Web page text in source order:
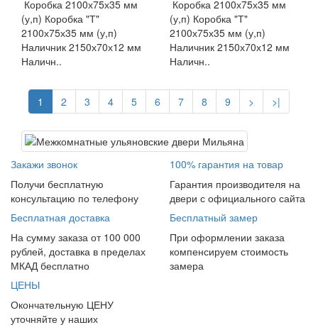
Коробка 2100х75х35 мм
(у,п) Коробка "Т"
2100х75х35 мм (у,п)
Наличник 2150х70х12 мм
Наличн..
Коробка 2100х75х35 мм
(у,п) Коробка "Т"
2100х75х35 мм (у,п)
Наличник 2150х70х12 мм
Наличн..
1 2 3 4 5 6 7 8 9 > >|
Закажи звонок
Получи бесплатную
консультацию по телефону
100% гарантия на товар
Гарантия производителя на
двери с официального сайта
Бесплатная доставка
На сумму заказа от 100 000
рублей, доставка в пределах
МКАД бесплатно
Бесплатный замер
При оформлении заказа
компенсируем стоимость
замера
ЦЕНЫ
Окончательную ЦЕНУ
уточняйте у наших